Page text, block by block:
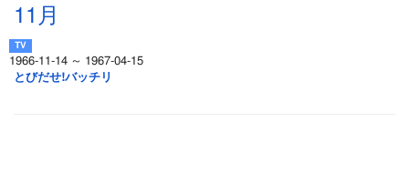
11月
1966-11-14 ～ 1967-04-15
とびだせ!バッチリ